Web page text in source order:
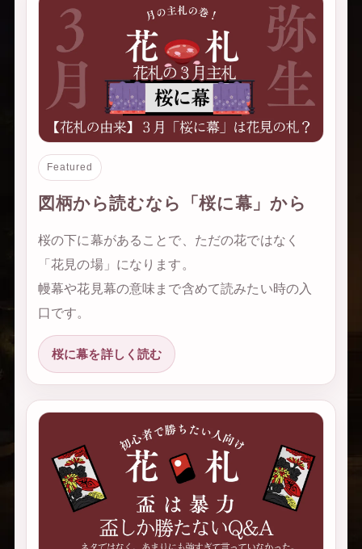
Featured
図柄から読むなら「桜に幕」から
桜の下に幕があることで、ただの花ではなく
「花見の場」になります。
幔幕や花見幕の意味まで含めて読みたい時の入
口です。
桜に幕を詳しく読む